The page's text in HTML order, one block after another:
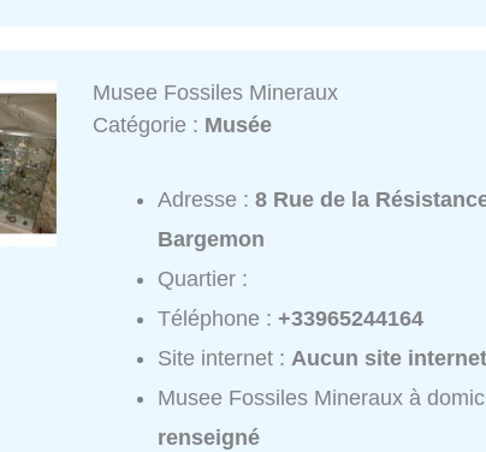
Musee Fossiles Mineraux
Catégorie : Musée
Adresse :8 Rue de la
Bargemon
Quartier :
Téléphone :+33965244164
Site internet : Aucun site
Musee Fossiles Mineraux à
renseigné